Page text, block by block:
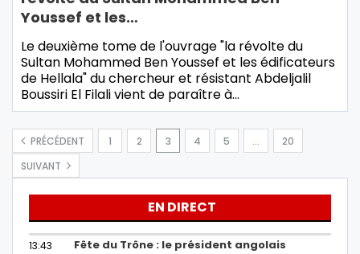
Youssef et les…
Le deuxième tome de l'ouvrage "la révolte du
Sultan Mohammed Ben Youssef et les édificateurs
de Hellala" du chercheur et résistant Abdeljalil
Boussiri El Filali vient de paraître à…
PRÉCÉDENT 1 2 3 4 5 …
20
SUIVANT
EN DIRECT
13:43
Fête du Trône : le président angolais